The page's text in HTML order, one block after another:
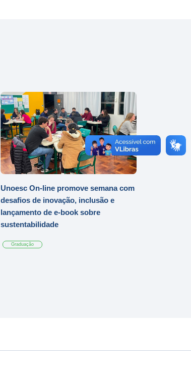
Unoesc On-line promove semana com
desafios de inovação, inclusão e
lançamento de e-book sobre
sustentabilidade
Graduação